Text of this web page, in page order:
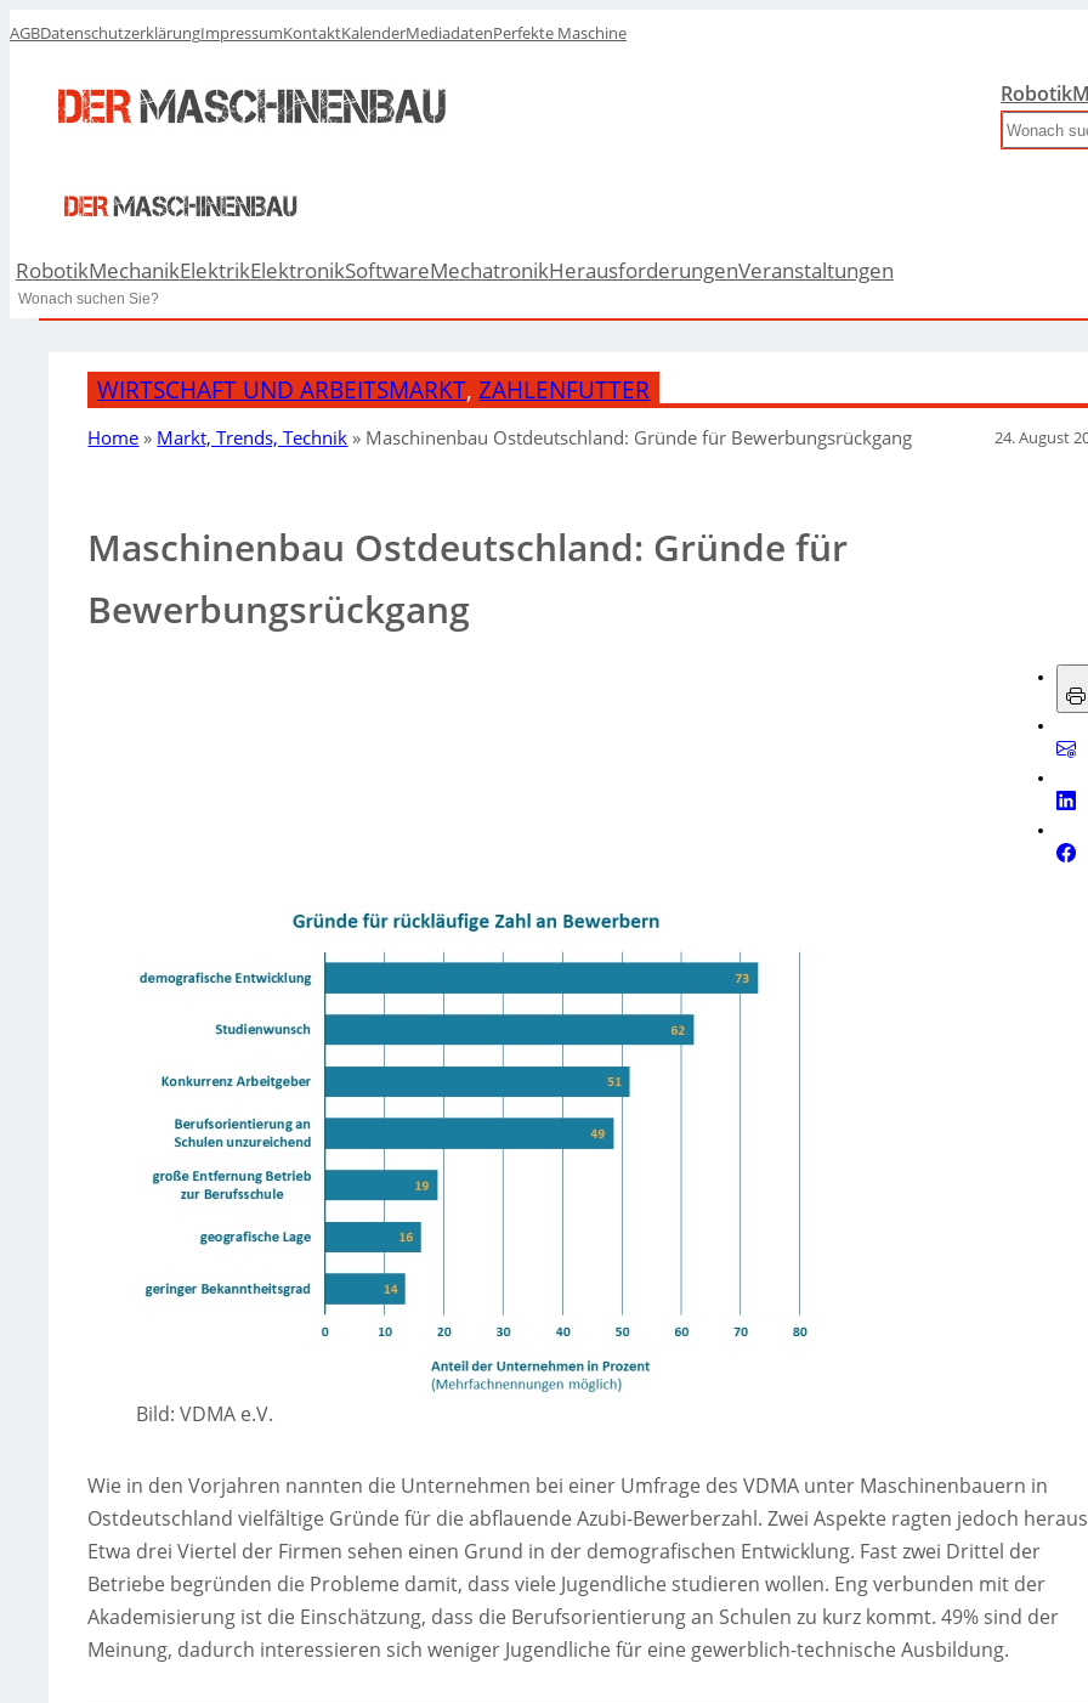
AGBDatenschutzerklärungImpressumKontaktKalenderMediadatenPerfekte Maschine
Robotik
Search
RobotikMechanikElektrikElektronikSoftwareMechatronikHerausforderungenVeranstaltungen
Search
WIRTSCHAFT UND ARBEITSMARKT, ZAHLENFUTTER
Home » Markt, Trends, Technik » Maschinenbau Ostdeutschland: Gründe für Bewerbungsrückgang 24. August
Maschinenbau Ostdeutschland: Gründe für
Bewerbungsrückgang
Bild: VDMA e.V.
Wie in den Vorjahren nannten die Unternehmen bei einer Umfrage des VDMA unter Maschinenbauern in
Ostdeutschland vielfältige Gründe für die abflauende Azubi-Bewerberzahl. Zwei Aspekte ragten jedoch
Etwa drei Viertel der Firmen sehen einen Grund in der demografischen Entwicklung. Fast zwei Drittel der
Betriebe begründen die Probleme damit, dass viele Jugendliche studieren wollen. Eng verbunden mit der
Akademisierung ist die Einschätzung, dass die Berufsorientierung an Schulen zu kurz kommt. 49% sind der
Meinung, dadurch interessieren sich weniger Jugendliche für eine gewerblich-technische Ausbildung.